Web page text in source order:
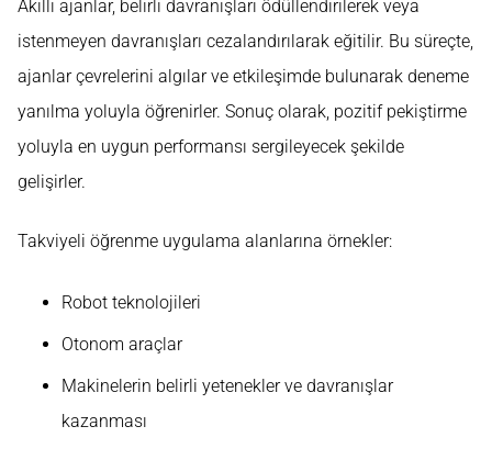
Akıllı ajanlar, belirli davranışları ödüllendirilerek veya
istenmeyen davranışları cezalandırılarak eğitilir. Bu süreçte,
ajanlar çevrelerini algılar ve etkileşimde bulunarak deneme
yanılma yoluyla öğrenirler. Sonuç olarak, pozitif pekiştirme
yoluyla en uygun performansı sergileyecek şekilde
gelişirler.
Takviyeli öğrenme uygulama alanlarına örnekler:
Robot teknolojileri
Otonom araçlar
Makinelerin belirli yetenekler ve davranışlar
kazanması